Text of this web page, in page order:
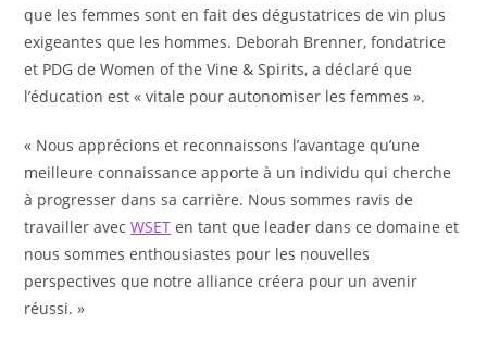
que les femmes sont en fait des dégustatrices de vin plus
exigeantes que les hommes. Deborah Brenner, fondatrice
et PDG de Women of the Vine & Spirits, a déclaré que
l’éducation est « vitale pour autonomiser les femmes ».
« Nous apprécions et reconnaissons l’avantage qu’une
meilleure connaissance apporte à un individu qui cherche
à progresser dans sa carrière. Nous sommes ravis de
travailler avecWSET en tant que leader dans ce domaine et
nous sommes enthousiastes pour les nouvelles
perspectives que notre alliance créera pour un avenir
réussi. »